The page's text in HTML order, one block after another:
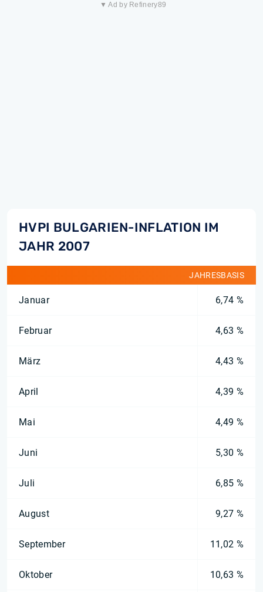
▼ Ad by Refinery89
HVPI BULGARIEN-INFLATION IM
JAHR 2007
JAHRESBASIS
Januar 6,74 %
Februar 4,63 %
März 4,43 %
April 4,39 %
Mai 4,49 %
Juni 5,30 %
Juli 6,85 %
August 9,27 %
September 11,02 %
Oktober 10,63 %